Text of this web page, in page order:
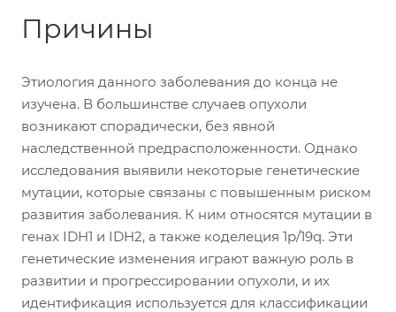
Причины
Этиология данного заболевания до конца не
изучена. В большинстве случаев опухоли
возникают спорадически, без явной
наследственной предрасположенности. Однако
исследования выявили некоторые генетические
мутации, которые связаны с повышенным риском
развития заболевания. К ним относятся мутации в
генах IDH1 и IDH2, а также коделеция 1p/19q. Эти
генетические изменения играют важную роль в
развитии и прогрессировании опухоли, и их
идентификация используется для классификации